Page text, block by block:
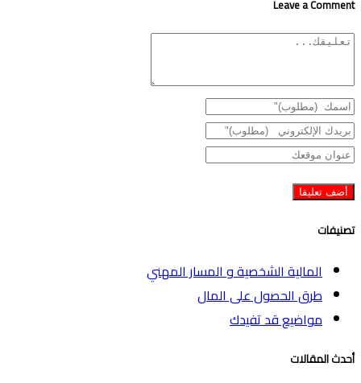
Leave a Comment
تصنيفات
المالية الشخصية و المسار المهني
طرق الحصول على المال
مواضيع قد تفيدك
أحدث المقالات